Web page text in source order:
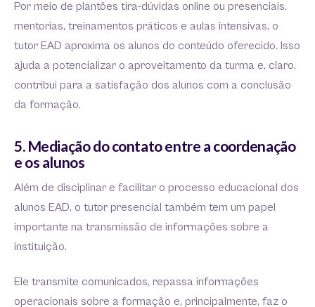
Por meio de plantões tira-dúvidas online ou presenciais,
mentorias, treinamentos práticos e aulas intensivas, o
tutor EAD aproxima os alunos do conteúdo oferecido. Isso
ajuda a potencializar o aproveitamento da turma e, claro,
contribui para a satisfação dos alunos com a conclusão
da formação.
5. Mediação do contato entre a coordenação
e os alunos
Além de disciplinar e facilitar o processo educacional dos
alunos EAD, o tutor presencial também tem um papel
importante na transmissão de informações sobre a
instituição.
Ele transmite comunicados, repassa informações
operacionais sobre a formação e, principalmente, faz o